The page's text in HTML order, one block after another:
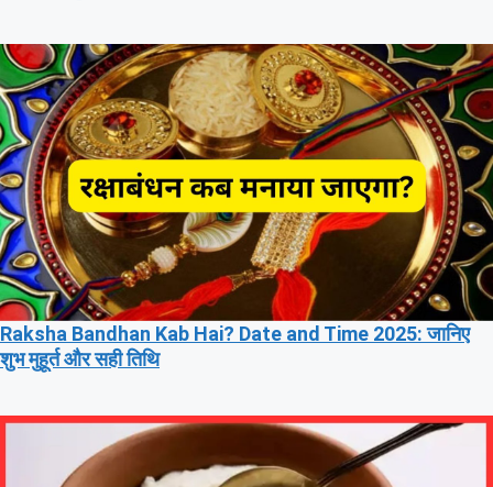
Raksha Bandhan Kab Hai? Date and Time 2025: जानिए
शुभ मुहूर्त और सही तिथि